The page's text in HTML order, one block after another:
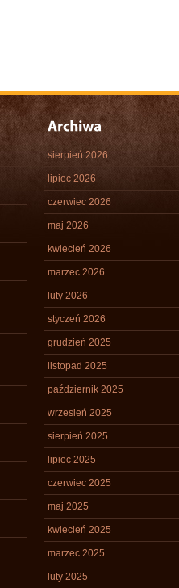
sierpień 2026
lipiec 2026
czerwiec 2026
maj 2026
kwiecień 2026
marzec 2026
luty 2026
styczeń 2026
grudzień 2025
listopad 2025
październik 2025
wrzesień 2025
sierpień 2025
lipiec 2025
czerwiec 2025
maj 2025
kwiecień 2025
marzec 2025
luty 2025